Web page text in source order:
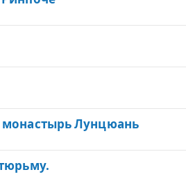
монастырь Лунцюань